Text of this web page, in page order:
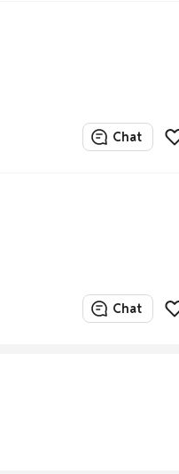
Chat
Chat